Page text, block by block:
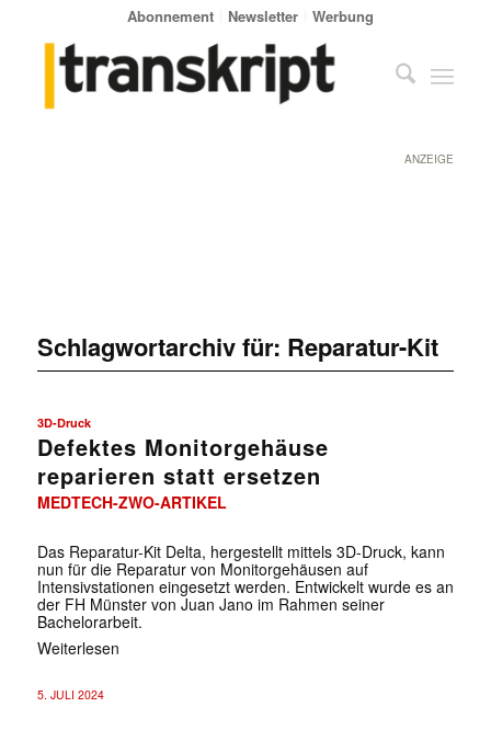
Abonnement Newsletter Werbung
ANZEIGE
Schlagwortarchiv für: Reparatur-Kit
3D-Druck
Defektes Monitorgehäuse
reparieren statt ersetzen
MEDTECH-ZWO-ARTIKEL
Das Reparatur-Kit Delta, hergestellt mittels 3D-Druck, kann
nun für die Reparatur von Monitorgehäusen auf
Intensivstationen eingesetzt werden. Entwickelt wurde es an
der FH Münster von Juan Jano im Rahmen seiner
Bachelorarbeit.
Weiterlesen
5. JULI 2024